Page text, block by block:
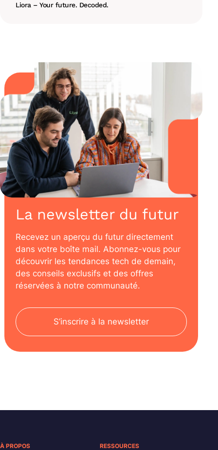
Liora – Your future. Decoded.
La newsletter du futur
Recevez un aperçu du futur directement
dans votre boîte mail. Abonnez-vous pour
découvrir les tendances tech de demain,
des conseils exclusifs et des offres
réservées à notre communauté.
S’inscrire à la newsletter
À PROPOS RESSOURCES